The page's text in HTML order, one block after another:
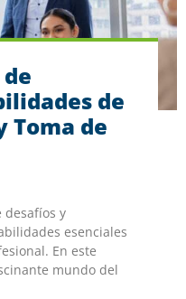
de
Toma de
desafíos y
esenciales
En este
mundo del